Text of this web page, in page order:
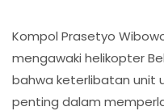
Kompol Prasetyo
mengawaki helikopter
bahwa keterlibatan unit
penting dalam